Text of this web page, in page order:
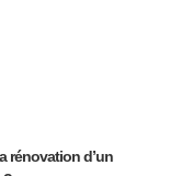
rénovation d’un